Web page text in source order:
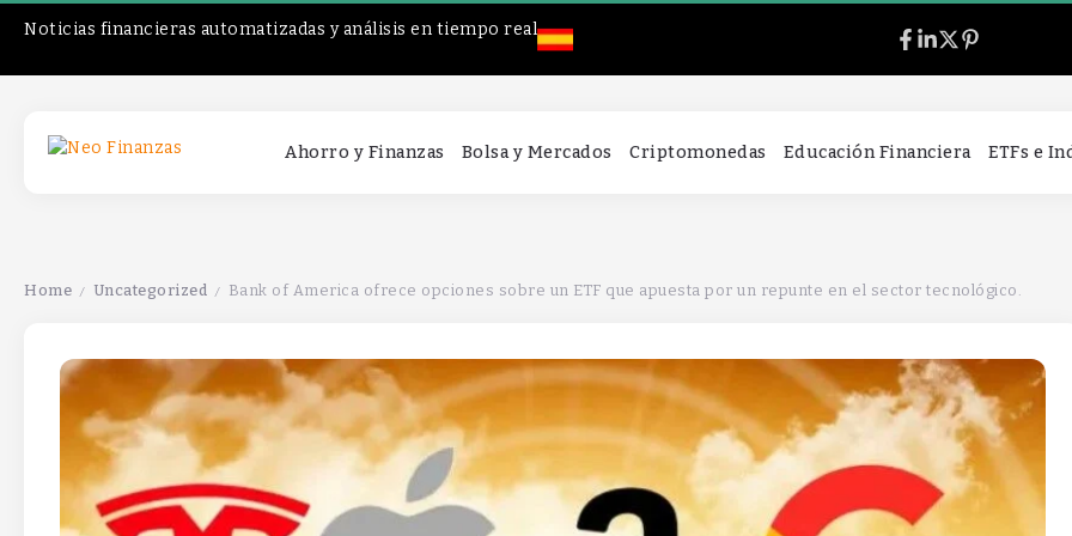
Noticias financieras automatizadas y análisis en tiempo real
Ahorro y Finanzas Bolsa y Mercados Criptomonedas Educación Financiera ETFs e
Home / Uncategorized / Bank of America ofrece opciones sobre un ETF que apuesta por un repunte en el sector tecnológico.